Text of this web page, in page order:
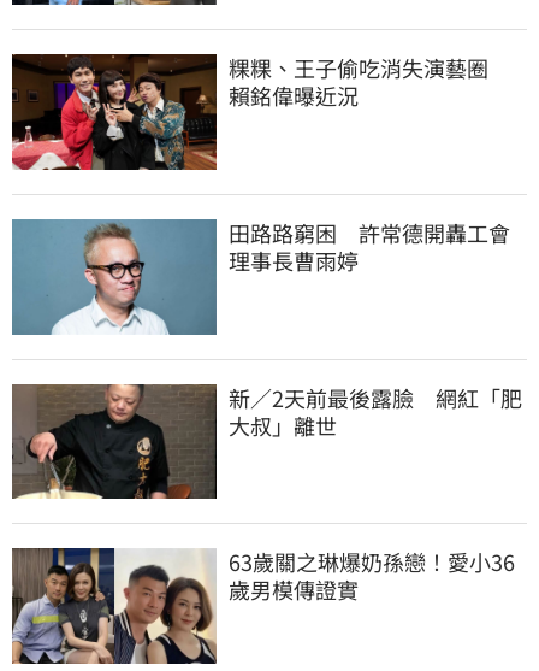
粿粿、王子偷吃消失演藝圈
賴銘偉曝近況
田路路窮困　許常德開轟工會
理事長曹雨婷
新／2天前最後露臉　網紅「肥
大叔」離世
63歲關之琳爆奶孫戀！愛小36
歲男模傳證實